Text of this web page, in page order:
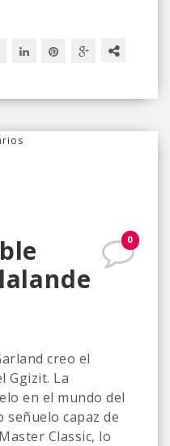
0
creo el
Ggizit. La
en el mundo del
señuelo capaz de
Classic, lo